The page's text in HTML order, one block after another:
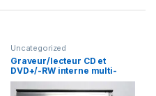
Uncategorized
Graveur/lecteur CD et
DVD+/-RW interne multi-
recorder portable DVR-
K16RS